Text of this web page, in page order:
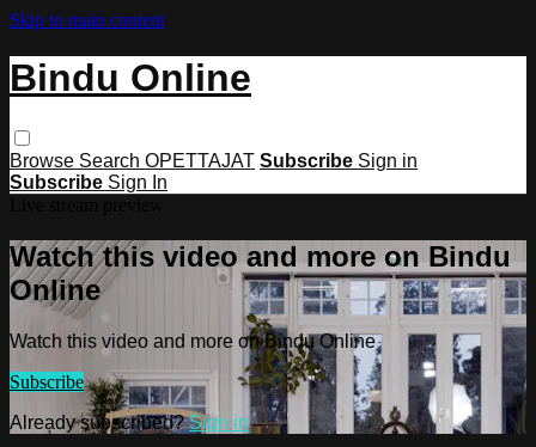
Skip to main content
Bindu Online
Browse Search OPETTAJAT Subscribe Sign in
Subscribe Sign In
Watch this video and more on Bindu
Online
Watch this video and more on Bindu Online
Subscribe
Already subscribed?Sign in